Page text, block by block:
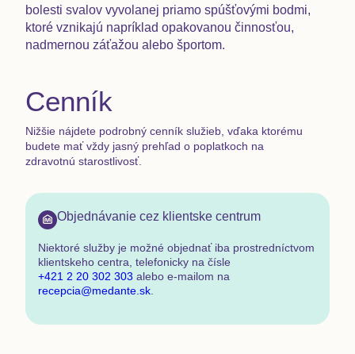
bolesti svalov vyvolanej priamo spúšťovými bodmi,
ktoré vznikajú napríklad opakovanou činnosťou,
nadmernou záťažou alebo športom.
Cenník
Nižšie nájdete podrobný cenník služieb, vďaka ktorému
budete mať vždy jasný prehľad o poplatkoch na
zdravotnú starostlivosť.
Objednávanie cez klientske centrum
Niektoré služby je možné objednať iba prostredníctvom
klientskeho centra telefonicky na čísle
+421 2 20 302 303 alebo e-mailom na
recepcia@medante.sk